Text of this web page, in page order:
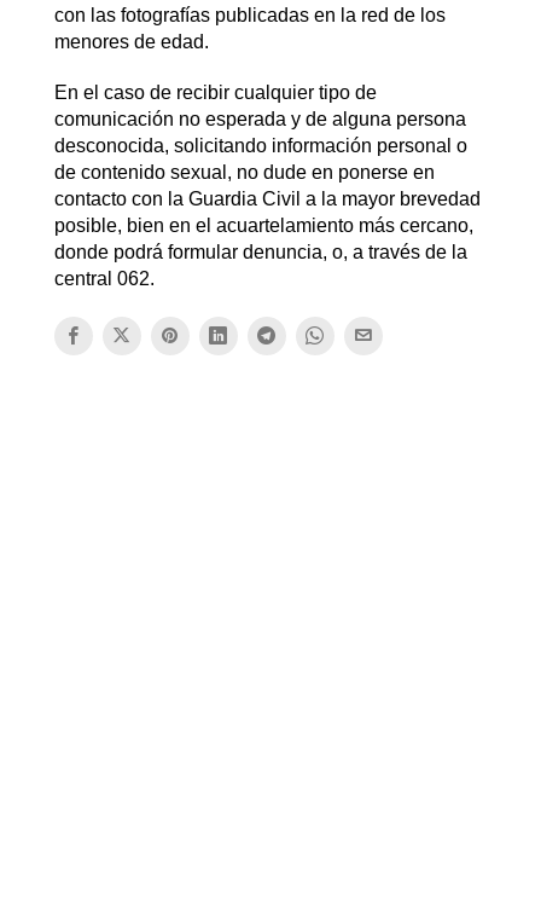
con las fotografías publicadas en la red de los
menores de edad.
En el caso de recibir cualquier tipo de
comunicación no esperada y de alguna persona
desconocida, solicitando información personal o
de contenido sexual, no dude en ponerse en
contacto con la Guardia Civil a la mayor brevedad
posible, bien en el acuartelamiento más cercano,
donde podrá formular denuncia, o, a través de la
central 062.